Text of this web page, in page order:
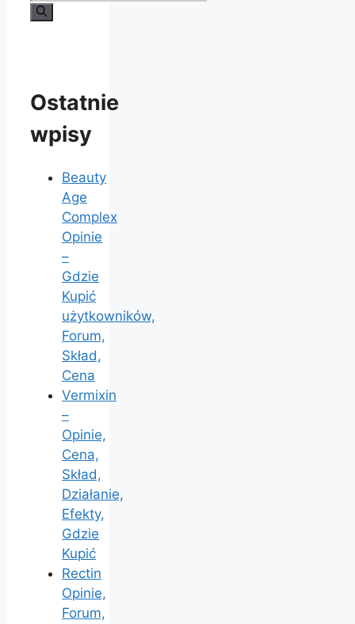
Ostatnie
wpisy
Beauty
Age
Сomplex
Opinie
–
Gdzie
Kupić
użytkowników,
Forum,
Skład,
Cena
Vermixin
–
Opinie,
Cena,
Skład,
Działanie,
Efekty,
Gdzie
Kupić
Rectin
Opinie,
Forum,